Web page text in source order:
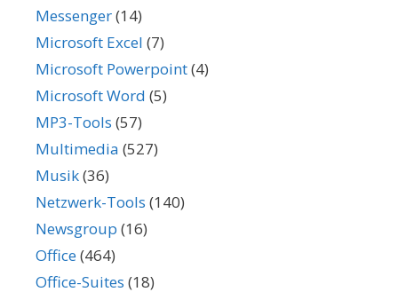
Messenger(14)
Microsoft Excel (7)
Microsoft Powerpoint(4)
Microsoft Word (5)
MP3-Tools (57)
Multimedia (527)
Musik(36)
Netzwerk-Tools (140)
Newsgroup (16)
Office(464)
Office-Suites (18)